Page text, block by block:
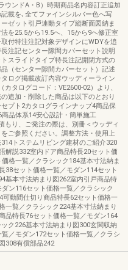
ウンドA・B）時期商品名内容訂正追加
載を､全てファインシルバー色へ写
ゼット引戸連動タイプ縦断面図納ま
を25.5から19.5へ、15から9へ修正室
付特注注記対象デザインにWDYを追
注記センター隙間カバーセット説明
スライドタイプ特長注記開閉方式の
（センター隙間カバーセット）記述
ログ掲載改訂内容ウッディーライン
タログコード：VE2600-02）より、
追加・削除した商品は以下のとおり
プト2カタログラインナップ4商品保
品体系14安心設計・簡単施工
もり、ご発注の際は、別冊＜ウッディ
ご参照ください。調整方法・使用上
トステムリビング建材のご紹介320
解説332室内ドア商品特長20セット価
格一覧／クラシック184基本寸法納ま
38セット価格一覧／モダン114セット
基本寸法納まり図262室内引戸商品特
ン116セット価格一覧／クラシック
可動間仕切り商品特長62セット価格一
一覧／クラシック224基本寸法納まり
品特長76セット価格一覧／モダン164
ク226基本寸法納まり図300玄関収納
／モダン172セット価格一覧／クラシ
308有償部品242